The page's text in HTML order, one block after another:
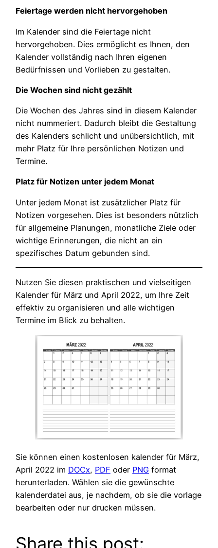
Feiertage werden nicht hervorgehoben
Im Kalender sind die Feiertage nicht
hervorgehoben. Dies ermöglicht es Ihnen, den
Kalender vollständig nach Ihren eigenen
Bedürfnissen und Vorlieben zu gestalten.
Die Wochen sind nicht gezählt
Die Wochen des Jahres sind in diesem Kalender
nicht nummeriert. Dadurch bleibt die Gestaltung
des Kalenders schlicht und unübersichtlich, mit
mehr Platz für Ihre persönlichen Notizen und
Termine.
Platz für Notizen unter jedem Monat
Unter jedem Monat ist zusätzlicher Platz für
Notizen vorgesehen. Dies ist besonders nützlich
für allgemeine Planungen, monatliche Ziele oder
wichtige Erinnerungen, die nicht an ein
spezifisches Datum gebunden sind.
Nutzen Sie diesen praktischen und vielseitigen
Kalender für März und April 2022, um Ihre Zeit
effektiv zu organisieren und alle wichtigen
Termine im Blick zu behalten.
Sie können einen kostenlosen kalender für März,
April 2022 im DOCx, PDF oder PNG format
herunterladen. Wählen sie die gewünschte
kalenderdatei aus, je nachdem, ob sie die vorlage
bearbeiten oder nur drucken müssen.
Share this post: